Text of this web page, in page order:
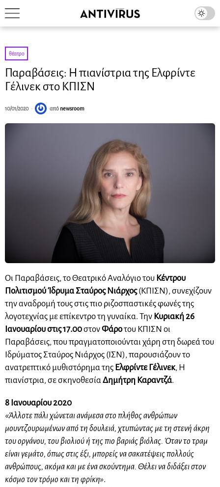
θέατρο
Παραβάσεις: Η πιανίστρια της Ελφρίντε
Γέλινεκ στο ΚΠΙΣΝ
10/01/2020 από newsroom
Οι Παραβάσεις, το Θεατρικό Αναλόγιο του Κέντρου
Πολιτισμού Ίδρυμα Σταύρος Νιάρχος(ΚΠΙΣΝ), συνεχίζουν
την αναδρομή τους στις πιο ριζοσπαστικές φωνές της
λογοτεχνίας με επίκεντρο τη γυναίκα. Την Κυριακή 26
Ιανουαρίου στις 17.00στονΦάροτου ΚΠΙΣΝ οι
Παραβάσεις, που πραγματοποιούνται χάρη στη δωρεά του
Ιδρύματος Σταύρος Νιάρχος (ΙΣΝ), παρουσιάζουν το
ανατρεπτικό μυθιστόρημα της Ελφρίντε Γέλινεκ, Η
πιανίστρια, σε σκηνοθεσίαΔημήτρη Καραντζά.
8 Ιανουαρίου 2020
«Άλλοτε πάλι χώνεται ανάμεσα στο πλήθος ανθρώπων
μουντζουρωμένων από τη δουλειά, χτυπώντας με τη στενή άκρη
του οργάνου, του βιολιού ή της πιο βαριάς βιόλας. Όταν το τραμ
είναι γεμάτο, όπως στις έξι, μπορείς να σακατέψεις πολλούς
ανθρώπους, ακόμα και με ένα σκούντημα. Θέλει να διδάξει στον
κόσμο τον τρόμο και τη φρίκη».